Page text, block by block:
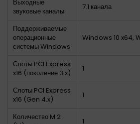
Выходные
звуковые каналы
7.1 канала
Поддерживаемые
операционные
системы Windows
Windows 10 x64,
Слоты PCI Express
x16 (поколение 3.x)
1
Слоты PCI Express
x16 (Gen 4.x)
1
Количество M.2
1